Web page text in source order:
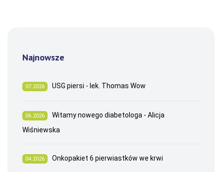
Najnowsze
07.2026 USG piersi - lek. Thomas Wow
06.2026
Witamy nowego diabetologa - Alicja
Wiśniewska
04.2026 Onkopakiet 6 pierwiastków we krwi